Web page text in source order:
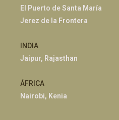
El Puerto de Santa María
Jerez de la Frontera
INDIA
Jaipur, Rajasthan
ÁFRICA
Nairobi, Kenia